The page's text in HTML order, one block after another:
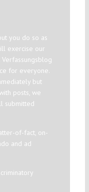
you do so as
exercise our
for everyone.
but
posts, we
submitted
of-fact, on-
and ad